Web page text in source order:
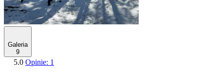
Galeria
9
5.0 Opinie: 1